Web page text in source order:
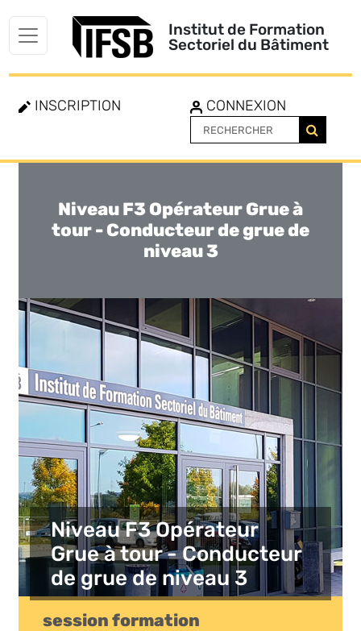
Institut de Formation
Sectoriel du Bâtiment
INSCRIPTION CONNEXION
Toggle
navigation
Niveau F3 Opérateur Grue à
tour - Conducteur de grue de
niveau 3
Niveau F3 Opérateur
Grue à tour - Conducteur
de grue de niveau 3
session formation